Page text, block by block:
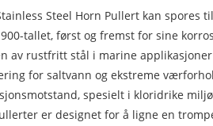
Steel Horn Pullert kan
tallet, først og fremst for sine
av rustfritt stål i marine
for saltvann og ekstreme
spesielt i kloridrike
er designet for å ligne en